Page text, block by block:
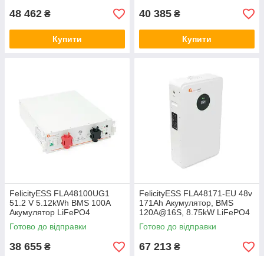
48 462 ₴
Купити
40 385 ₴
Купити
FelicityESS FLA48100UG1
51.2 V 5.12kWh BMS 100A
Акумулятор LiFePO4
акумуляторна батарея літій-
залізо-фосфат, ферум
Готово до відправки
38 655 ₴
FelicityESS FLA48171-EU 48v
171Ah Акумулятор, BMS
120A@16S, 8.75kW LiFePO4
акумуляторна батарея літій-
залізо-фосфат, ферум
Готово до відправки
67 213 ₴